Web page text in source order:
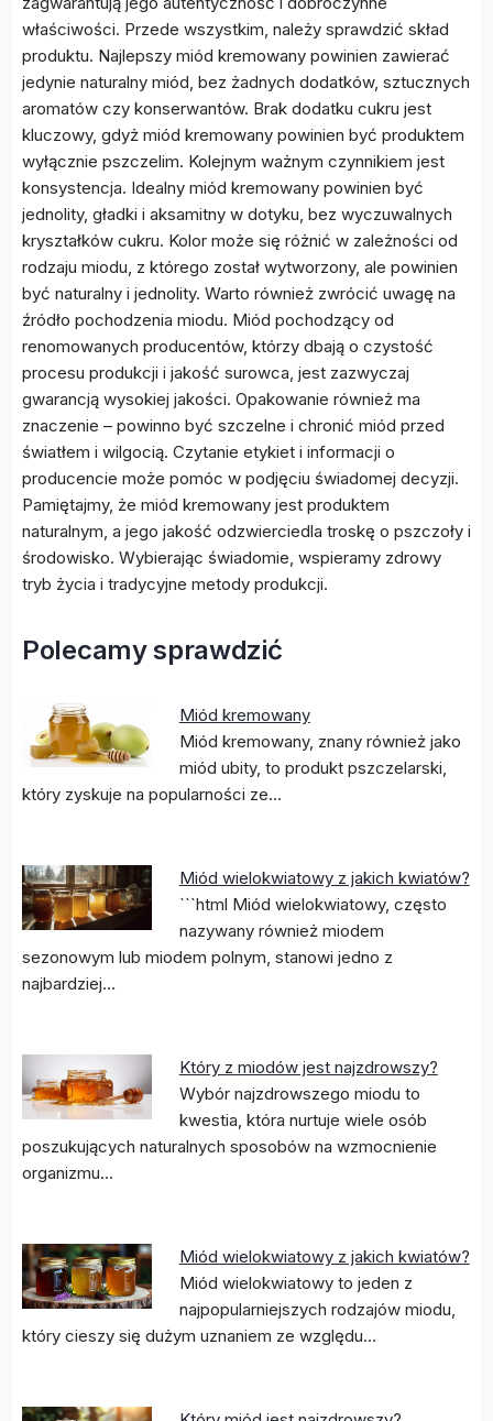
właściwości. Przede wszystkim, należy sprawdzić skład
produktu. Najlepszy miód kremowany powinien zawierać
jedynie naturalny miód, bez żadnych dodatków, sztucznych
aromatów czy konserwantów. Brak dodatku cukru jest
kluczowy, gdyż miód kremowany powinien być produktem
wyłącznie pszczelim. Kolejnym ważnym czynnikiem jest
konsystencja. Idealny miód kremowany powinien być
jednolity, gładki i aksamitny w dotyku, bez wyczuwalnych
kryształków cukru. Kolor może się różnić w zależności od
rodzaju miodu, z którego został wytworzony, ale powinien
być naturalny i jednolity. Warto również zwrócić uwagę na
źródło pochodzenia miodu. Miód pochodzący od
renomowanych producentów, którzy dbają o czystość
procesu produkcji i jakość surowca, jest zazwyczaj
gwarancją wysokiej jakości. Opakowanie również ma
znaczenie – powinno być szczelne i chronić miód przed
światłem i wilgocią. Czytanie etykiet i informacji o
producencie może pomóc w podjęciu świadomej decyzji.
Pamiętajmy, że miód kremowany jest produktem
naturalnym, a jego jakość odzwierciedla troskę o pszczoły i
środowisko. Wybierając świadomie, wspieramy zdrowy
tryb życia i tradycyjne metody produkcji.
Polecamy sprawdzić
Miód kremowany
Miód kremowany, znany również jako
miód ubity, to produkt pszczelarski,
który zyskuje na popularności ze…
Miód wielokwiatowy z jakich kwiatów?
```html Miód wielokwiatowy, często
nazywany również miodem
sezonowym lub miodem polnym, stanowi jedno z
najbardziej…
Który z miodów jest najzdrowszy?
Wybór najzdrowszego miodu to
kwestia, która nurtuje wiele osób
poszukujących naturalnych sposobów na wzmocnienie
organizmu…
Miód wielokwiatowy z jakich kwiatów?
Miód wielokwiatowy to jeden z
najpopularniejszych rodzajów miodu,
który cieszy się dużym uznaniem ze względu…